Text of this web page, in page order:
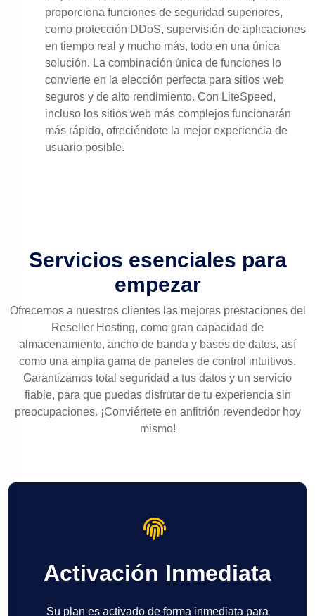
proporciona funciones de seguridad superiores,
como protección DDoS, supervisión de aplicaciones
en tiempo real y mucho más, todo en una única
solución. La combinación única de funciones lo
convierte en la elección perfecta para sitios web
seguros y de alto rendimiento. Con LiteSpeed,
incluso los sitios web más complejos funcionarán
más rápido, ofreciéndote la mejor experiencia de
usuario posible.
Servicios esenciales para
empezar
Ofrecemos a nuestros clientes las mejores prestaciones del
Reseller Hosting, como gran capacidad de
almacenamiento, ancho de banda y bases de datos, así
como una amplia gama de paneles de control intuitivos.
Garantizamos total seguridad a tus datos y un servicio
fiable, para que puedas disfrutar de tu experiencia sin
preocupaciones. ¡Conviértete en anfitrión revendedor hoy
mismo!
Activación Inmediata
Su plan es activado de forma inmediata para